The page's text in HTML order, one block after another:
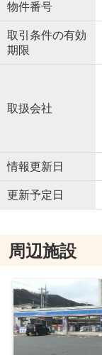
物件番号
取引条件の有効
期限
取扱会社
情報更新日
更新予定日
周辺施設